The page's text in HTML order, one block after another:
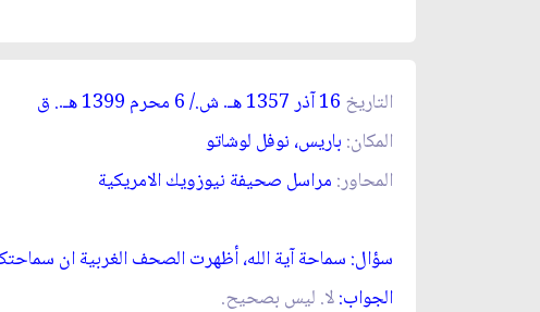
التاريخ 16 آذر 1357 هـ. ش./ 6 محرم 1399 هـ.. ق‏
المكان: باريس، نوفل لوشاتو
المحاور: مراسل صحيفة نيوزويك الامريكية
سؤال: سماحة آية الله، أظهرت الصحف الغربية ان
الجواب:لا. ليس بصحيح.